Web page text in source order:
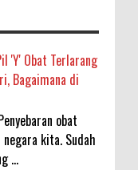
'Y' Obat Terlarang
Bagaimana di
obat
kita. Sudah
...